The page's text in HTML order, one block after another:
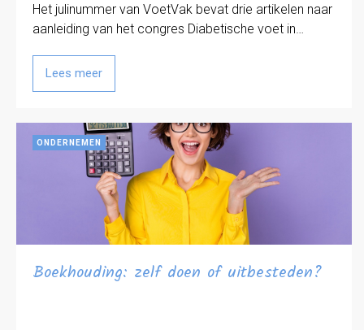
Het julinummer van VoetVak bevat drie artikelen naar
aanleiding van het congres Diabetische voet in…
Lees meer
ONDERNEMEN
Boekhouding: zelf doen of uitbesteden?